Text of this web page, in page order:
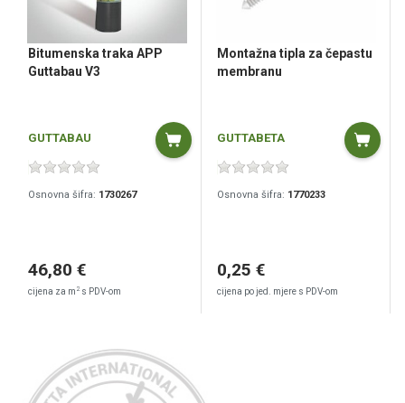
Bitumenska traka APP
Guttabau V3
GUTTABAU
Osnovna šifra: 1730267
46,80 €
cijena za m 2 s PDV-om
Montažna tipla za čepastu
membranu
GUTTABETA
Osnovna šifra: 1770233
0,25 €
cijena po jed. mjere s PDV-om